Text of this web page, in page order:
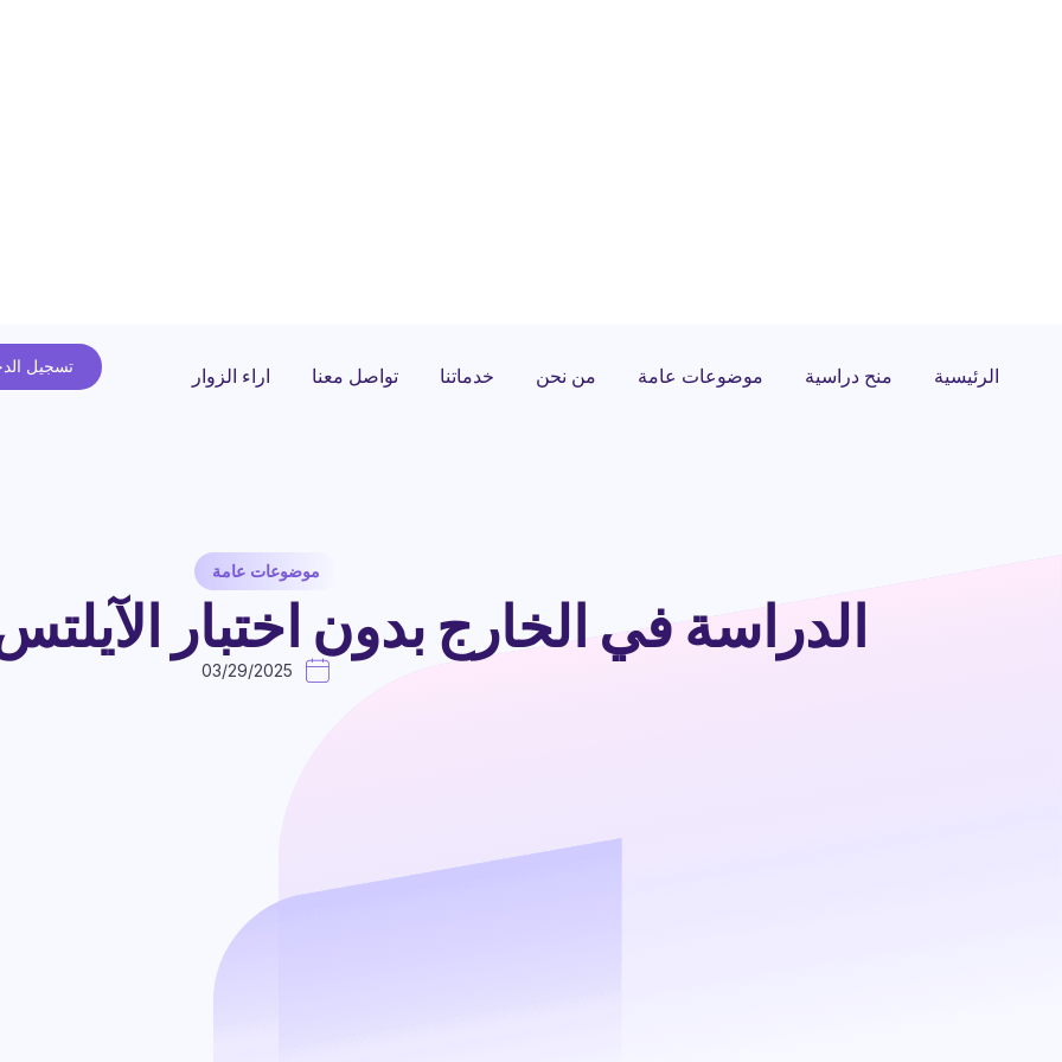
تسجيل الرئيسية منح دراسية موضوعات عامة من نحن خدماتنا تواصل معنا اراء الزوار
موضوعات عامة
الدراسة في الخارج بدون اختبار الآيلتس 2025-
03/29/2025